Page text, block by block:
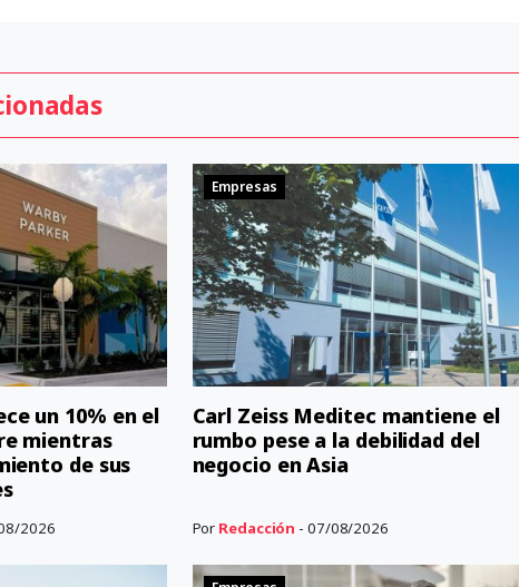
un 10% en el
mientras
de sus
2026
Empresas
Carl Zeiss Meditec mantiene el
rumbo pese a la debilidad del
negocio en Asia
Por Redacción - 07/08/2026